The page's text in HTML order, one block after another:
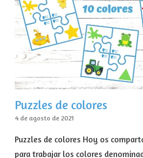
Puzzles de colores
4 de agosto de 2021
Puzzles de colores Hoy os
para trabajar los colores